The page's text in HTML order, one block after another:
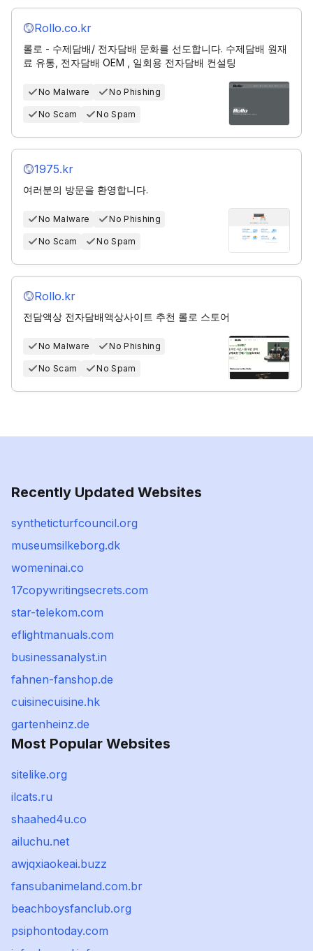
Rollo.co.kr
롤로 - 수제담배/ 전자담배 문화를 선도합니다. 수제담배 원재
료 유통, 전자담배 OEM , 일회용 전자담배 컨설팅
No Malware No Phishing
No Scam No Spam
1975.kr
여러분의 방문을 환영합니다.
No Malware No Phishing
No Scam No Spam
Rollo.kr
전담액상 전자담배액상사이트 추천 롤로 스토어
No Malware No Phishing
No Scam No Spam
Recently Updated Websites
syntheticturfcouncil.org
museumsilkeborg.dk
womeninai.co
17copywritingsecrets.com
star-telekom.com
eflightmanuals.com
businessanalyst.in
fahnen-fanshop.de
cuisinecuisine.hk
gartenheinz.de
Most Popular Websites
sitelike.org
ilcats.ru
shaahed4u.co
ailuchu.net
awjqxiaokeai.buzz
fansubanimeland.com.br
beachboysfanclub.org
psiphontoday.com